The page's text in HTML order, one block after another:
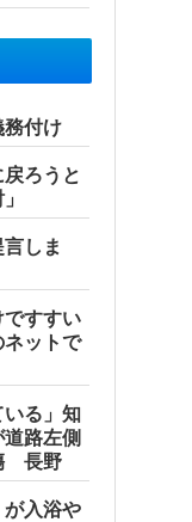
務付け
ろうと
しま
ですすい
ットで
いる」知
路左側
長野
入浴や